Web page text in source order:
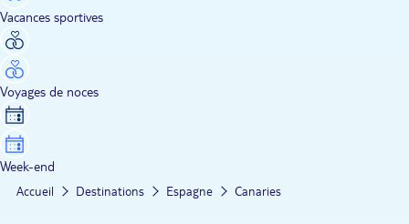
Vacances sportives
Voyages de noces
Week-end
Accueil Destinations Espagne Canaries